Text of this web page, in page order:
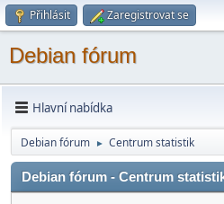
Přihlásit Zaregistrovat se
Debian fórum
Hlavní nabídka
Debian fórum ► Centrum statistik
Debian fórum - Centrum